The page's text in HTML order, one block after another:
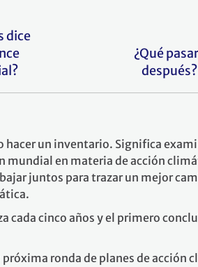
dice
¿Qué
después?
hacer un inventario. Significa
mundial en materia de acción
juntos para trazar un mejor
cada cinco años y el primero
ronda de planes de acción